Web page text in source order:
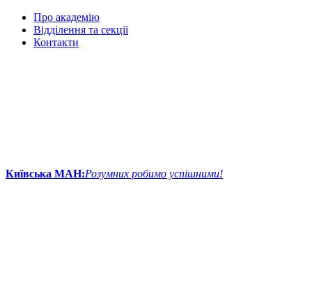
Про академію
Відділення та секції
Контакти
Київська МАН:Розумних робимо успішними!